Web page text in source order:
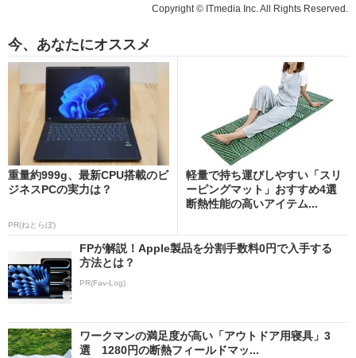
Copyright © ITmedia Inc. All Rights Reserved.
今、あなたにオススメ
重量約999g、最新CPU搭載のビ
ジネスPCの実力は？
PR(ねとらぼ)
軽量で持ち運びしやすい「スリ
ーピングマット」おすすめ4選
断熱性能の高いアイテム...
FPが解説！Apple製品を分割手数料0円で入手する
方法とは？
PR(Fav-Log)
ワークマンの満足度が高い「アウトドア用寝具」3
選 1280円の断熱フィールドマッ...